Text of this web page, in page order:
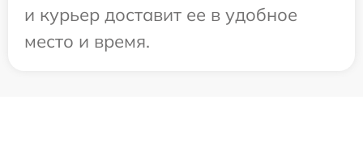
и курьер доставит ее в удобное
место и время.